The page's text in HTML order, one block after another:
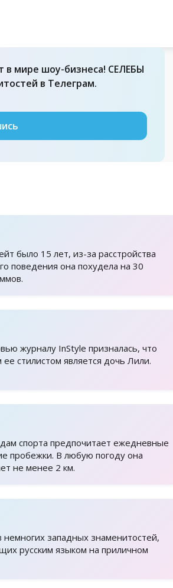
в мире шоу-бизнеса! СЕЛЕБЫ
в Телеграм.
было 15 лет, из-за расстройства
поведения она похудела на 30
журналу InStyle призналась, что
ее стилистом является дочь Лили.
спорта предпочитает ежедневные
пробежки. В любую погоду она
не менее 2 км.
западных знаменитостей,
русским языком на приличном